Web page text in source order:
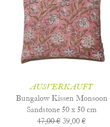
AUSVERKAUFT
Bungalow Kissen Monsoon
Sandstone 50 x 50 cm
47,00 € 39,00 €